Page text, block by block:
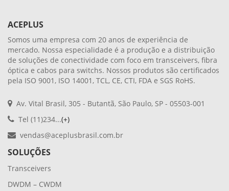
ACEPLUS
Somos uma empresa com 20 anos de experiência de
mercado. Nossa especialidade é a produção e a distribuição
de soluções de conectividade com foco em transceivers, fibra
óptica e cabos para switchs. Nossos produtos são certificados
pela ISO 9001, ISO 14001, TCL, CE, CTI, FDA e SGS RoHS.
Av. Vital Brasil, 305 - Butantã, São Paulo, SP - 05503-001
Tel (11)234...(+)
vendas@aceplusbrasil.com.br
SOLUÇÕES
Transceivers
DWDM – CWDM